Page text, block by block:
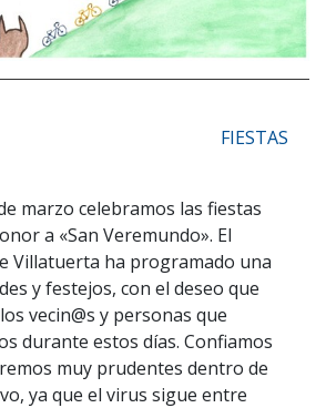
FIESTAS
marzo celebramos las fiestas
a «San Veremundo». El
Villatuerta ha programado una
y festejos, con el deseo que
vecin@s y personas que
durante estos días. Confiamos
muy prudentes dentro de
ya que el virus sigue entre